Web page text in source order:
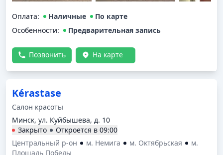
Оплата: Наличные
По карте
Особенности:
Предварительная запись
Позвонить На карте
Kérastase
Салон красоты
Минск, ул. Куйбышева, д. 10
Закрыто
Откроется в 09:00
Центральный р-он
м. Немига м. Октябрьская
м.
Площадь Победы